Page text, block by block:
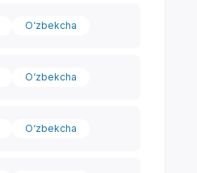
O‘zbekcha
O‘zbekcha
O‘zbekcha